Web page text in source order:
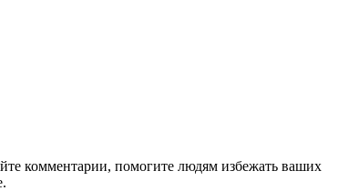
комментарии, помогите людям избежать ваших